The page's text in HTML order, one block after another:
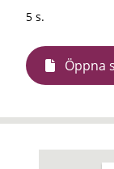
5 s.
Öppna